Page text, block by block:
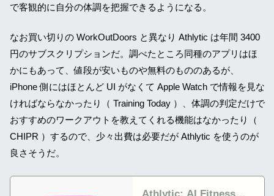
で客観的に自分の体調を把握できるようになる。
なお買い切りの WorkOutDoors と異なり Athlytic は年間 3400
円のサブスクリプションだ。調べたところ同種のアプリはほ
かにもあって、値段が安いものや無料のもののあるが、
iPhone 側にはほとんど UI がなくて Apple Watch で情報を見な
ければならなかったり（ Training Today ）、体調の判定だけで
おすすめのワークアウトを教えてくれる機能はなかったり（
CHIPR ）するので、少々出費は必要だが Athlytic を使うのが
良さそうだ。
Athlytic: AI Fitness